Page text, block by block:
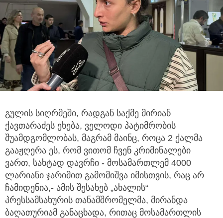
გულის სიღრმეში, რადგან საქმე მირიან
ქავთარაძეს ეხება, ველოდი პატიმრობის
შუამდგომლობას, მაგრამ მაინც, როცა 2 ქალმა
გააჟღერა ეს, რომ ვითომ ჩვენ კრიმინალები
ვართ, სახტად დავრჩი - მოსამართლემ 4000
ლარიანი ჯარიმით გამომიშვა იმისთვის, რაც არ
ჩამიდენია,- ამის შესახებ „ახალის“
პრესსამსახურის თანამშრომელმა, მირანდა
ბაღათურიამ განაცხადა, რითაც მოსამართლის